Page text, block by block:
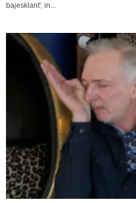
bajesklant', in...